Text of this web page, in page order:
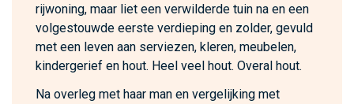
rijwoning, maar liet een verwilderde tuin na en een
volgestouwde eerste verdieping en zolder, gevuld
met een leven aan serviezen, kleren, meubelen,
kindergerief en hout. Heel veel hout. Overal hout.
Na overleg met haar man en vergelijking met